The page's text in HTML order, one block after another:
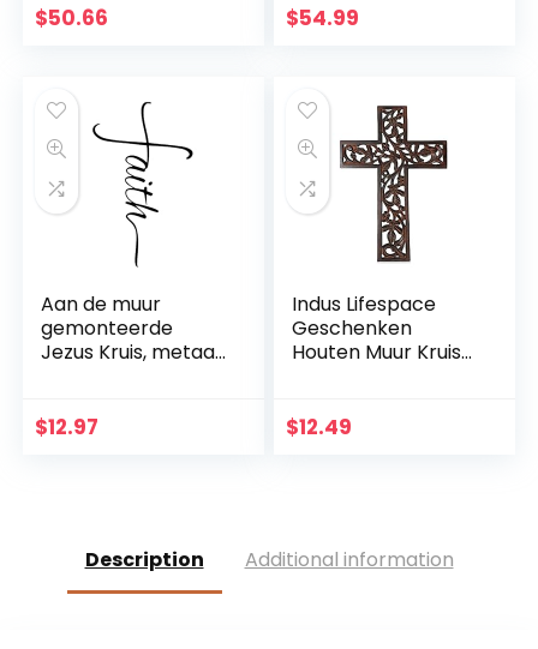
Hars Materiaal
$50.66
aquamarijn goud
$54.99
Aan de muur
gemonteerde
Jezus Kruis, metaal
muurhanger,
decoratie
$12.97
Indus Lifespace
Geschenken
Houten Muur Kruis
met Hand
$12.49
Description Additional information